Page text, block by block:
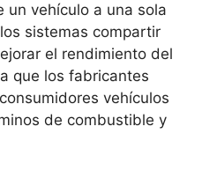
vehículo a una sola
sistemas compartir
el rendimiento del
que los fabricantes
vehículos
de combustible y